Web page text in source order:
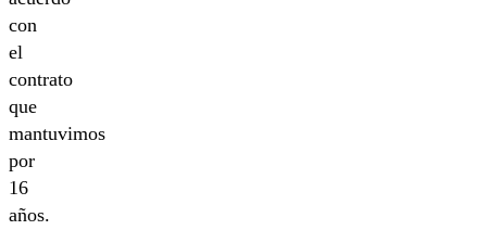
con
el
contrato
que
mantuvimos
por
16
años.